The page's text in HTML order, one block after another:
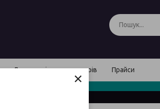
×
Доставка і оплата товарів Прайси